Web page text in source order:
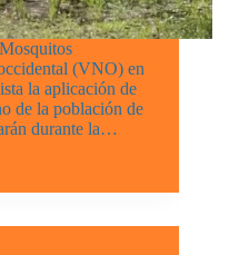
(VNO) en
la aplicación de
de la población de
durante la…